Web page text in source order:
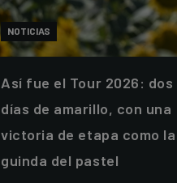
NOTICIAS
Así fue el Tour 2026: dos
días de amarillo, con una
victoria de etapa como la
guinda del pastel